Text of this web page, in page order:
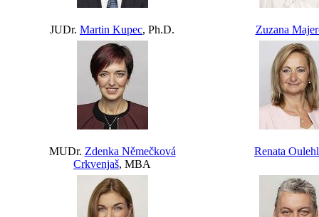
JUDr. Martin Kupec, Ph.D. Zuzana
MUDr. Zdenka Němečková
Crkvenjaš, MBA
Renata